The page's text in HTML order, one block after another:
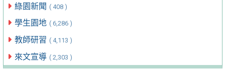
綠園新聞 ( 408 )
學生園地 ( 6,286 )
教師研習 ( 4,113 )
來文宣導 ( 2,303 )